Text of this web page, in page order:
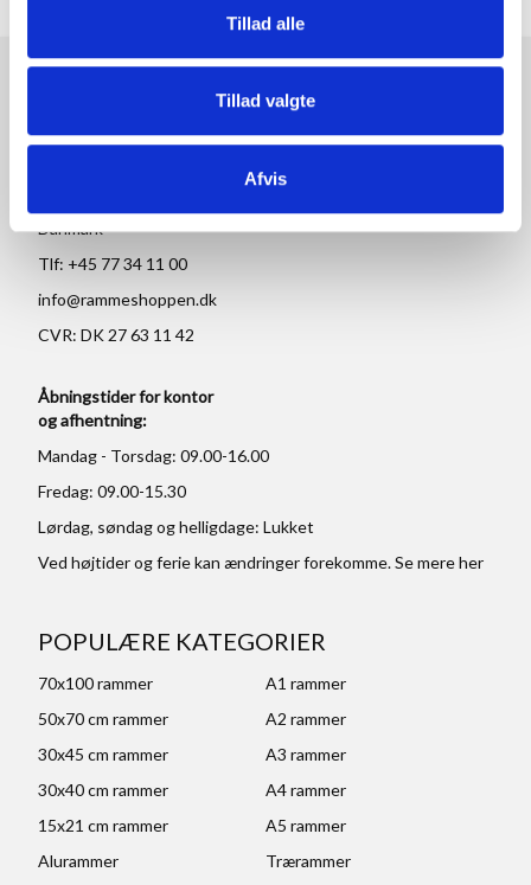
Tillad alle
Tillad valgte
Afvis
RAMMESHOPPEN.DK
Rammeshoppen ApS
Danmark
Tlf: +45 77 34 11 00
info@rammeshoppen.dk
CVR: DK 27 63 11 42
Åbningstider for kontor
og afhentning:
Mandag - Torsdag: 09.00-16.00
Fredag: 09.00-15.30
Lørdag, søndag og helligdage: Lukket
Ved højtider og ferie kan ændringer forekomme. Se mereher
POPULÆRE KATEGORIER
70x100 rammer
A1 rammer
50x70 cm rammer
A2 rammer
30x45 cm rammer
A3 rammer
30x40 cm rammer
A4 rammer
15x21 cm rammer
A5 rammer
Alurammer
Trærammer